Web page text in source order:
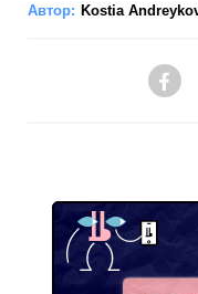
Автор: Kostia